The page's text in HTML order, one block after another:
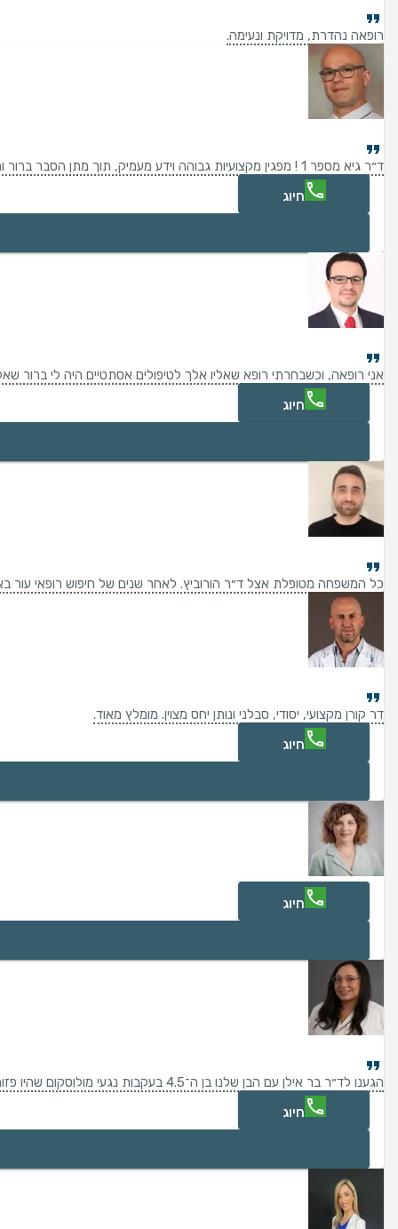
רופאה נהדרת, מדויקת ונעימה.
ד״ר גיא מספר 1 ! מפגין מקצועיות גבוהה וידע מעמיק, תוך מתן הסבר ברור ומרגיע לאורך כל התהליך. היחס האישי שלו והסבלנות, תורמים מאוד לתחושת הביטחון שלי כמטופל. ממליץ בחום לכל מי שמחפש טיפול רפואי ברמה גבוהה לצד אנושיות ואכפתיות.
חיוג
אני רופאה, וכשבחרתי רופא שאליו אלך לטיפולים אסתטיים היה לי ברור
חיוג
כל המשפחה מטופלת אצל ד״ר הורוביץ. לאחר שנים של חיפוש רופאי עור
דר קורן מקצועי, יסודי, סבלני ונותן יחס מצוין. מומלץ מאוד.
חיוג
חיוג
הגענו לד״ר בר אילן עם הבן שלנו בן ה־4.5 בעקבות נגעי מולוסקום שהיו פזורים בכל הגוף. ד״ר בר אילן הייתה מקסימה איתו, נעימה וסבלנית מאוד, והטיפול היה פשוט ויעיל. אחרי שני טיפולים בלבד כל הנגעים נעלמו לחלוטין. אנחנו מאוד מרוצים וממליצים עליה בחום!
חיוג